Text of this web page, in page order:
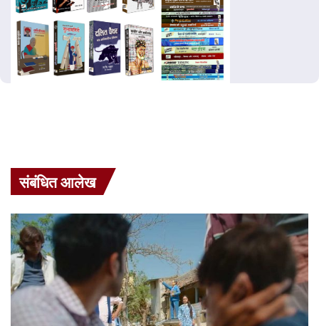
संबंधित आलेख